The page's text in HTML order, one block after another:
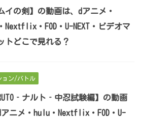
イの剣】の動画は、dアニメ・
Nextflix・FOD・U-NEXT・ビデオマ
トどこで見れる？
ョン/バトル
ナルト‐中忍試験編】の動画
アニメ・hulu・Nextflix・FOD・U-